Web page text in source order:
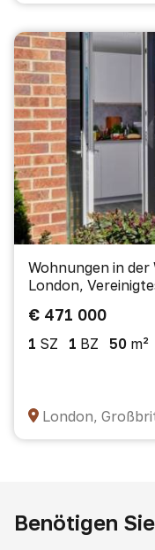
Wohnungen in der
London,
€ 471 000
1 SZ 1 BZ 50 m²
London,
Benötigen